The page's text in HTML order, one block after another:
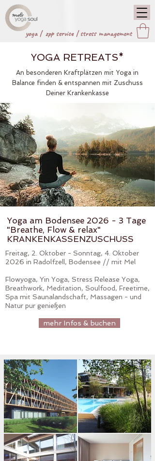
yoga | zpp service|stress management
YOGA RETREATS*
An besonderen Kraftplätzen mit Yoga in
Balance finden & entspannen mit Zuschuss
Deiner Krankenkasse
Yoga am Bodensee 2026 - 3 Tage
"Breathe, Flow & relax"
KRANKENKASSENZUSCHUSS
Freitag, 2. Oktober - Sonntag, 4. Oktober
2026 in Radolfzell, Bodensee // mit Mel
Flowyoga, Yin Yoga, Stress Release Yoga,
Breathwork, Meditation, Soulfood, Freetime,
Spa mit Saunalandschaft, Massagen - und
Natur pur genießen
mehr Infos & buchen